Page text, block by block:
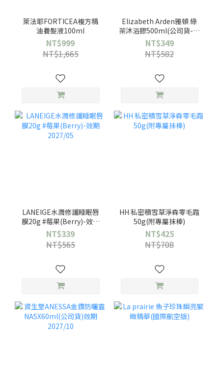
萊法耶FORTICEA複方精
油養髮液100ml
NT$999
NT$1,665
Elizabeth Arden雅頓 綠
茶沐浴膠500ml(公司貨-效
期2027/02)
NT$349
NT$582
LANEIGE水潤修護睡眠唇
膜20g #莓果(Berry)-效期
2027/05
NT$339
NT$565
HH 私密積雪草淨森零毛霜
50g(附專屬抹棒)
NT$425
NT$708